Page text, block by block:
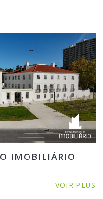
IMOBILIÁRIO
VOIR PLUS